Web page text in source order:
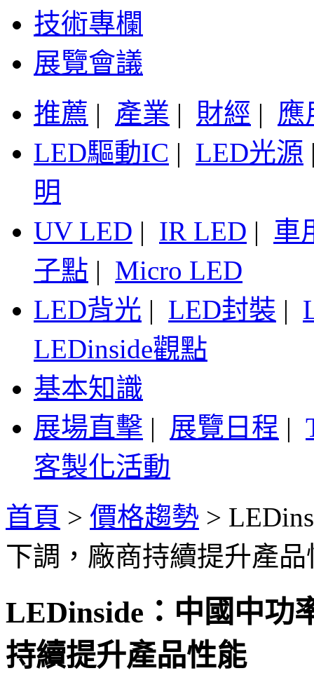
技術專欄
展覽會議
推薦 | 產業 | 財經 | 應
LED驅動IC | LED光源
明
UV LED | IR LED | 車
子點 | Micro LED
LED背光 | LED封裝 |
LEDinside觀點
基本知識
展場直擊 | 展覽日程 |
客製化活動
首頁 > 價格趨勢 >
下調，廠商持續提升產品
LEDinside：中國中功
持續提升產品性能